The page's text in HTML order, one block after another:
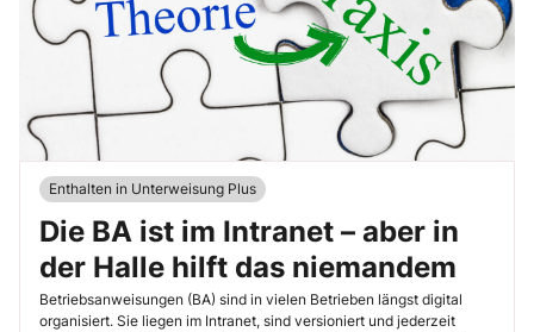
Enthalten in Unterweisung Plus
Die BA ist im Intranet – aber in
der Halle hilft das niemandem
Betriebsanweisungen (BA) sind in vielen Betrieben längst digital
organisiert. Sie liegen im Intranet, sind versioniert und jederzeit